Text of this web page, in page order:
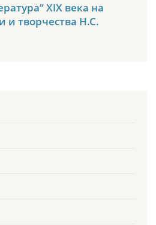
ХIХ века на
и творчества Н.С.